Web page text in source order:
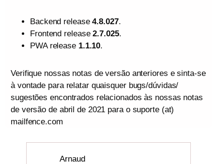
Backend release4.8.027.
Frontend release2.7.025.
PWA release 1.1.10.
Verifique nossas notas de versão anteriores e sinta-se
à vontade para relatar quaisquer bugs/dúvidas/
sugestões encontrados relacionados às nossas notas
de versão de abril de 2021 para o suporte (at)
mailfence.com
Arnaud